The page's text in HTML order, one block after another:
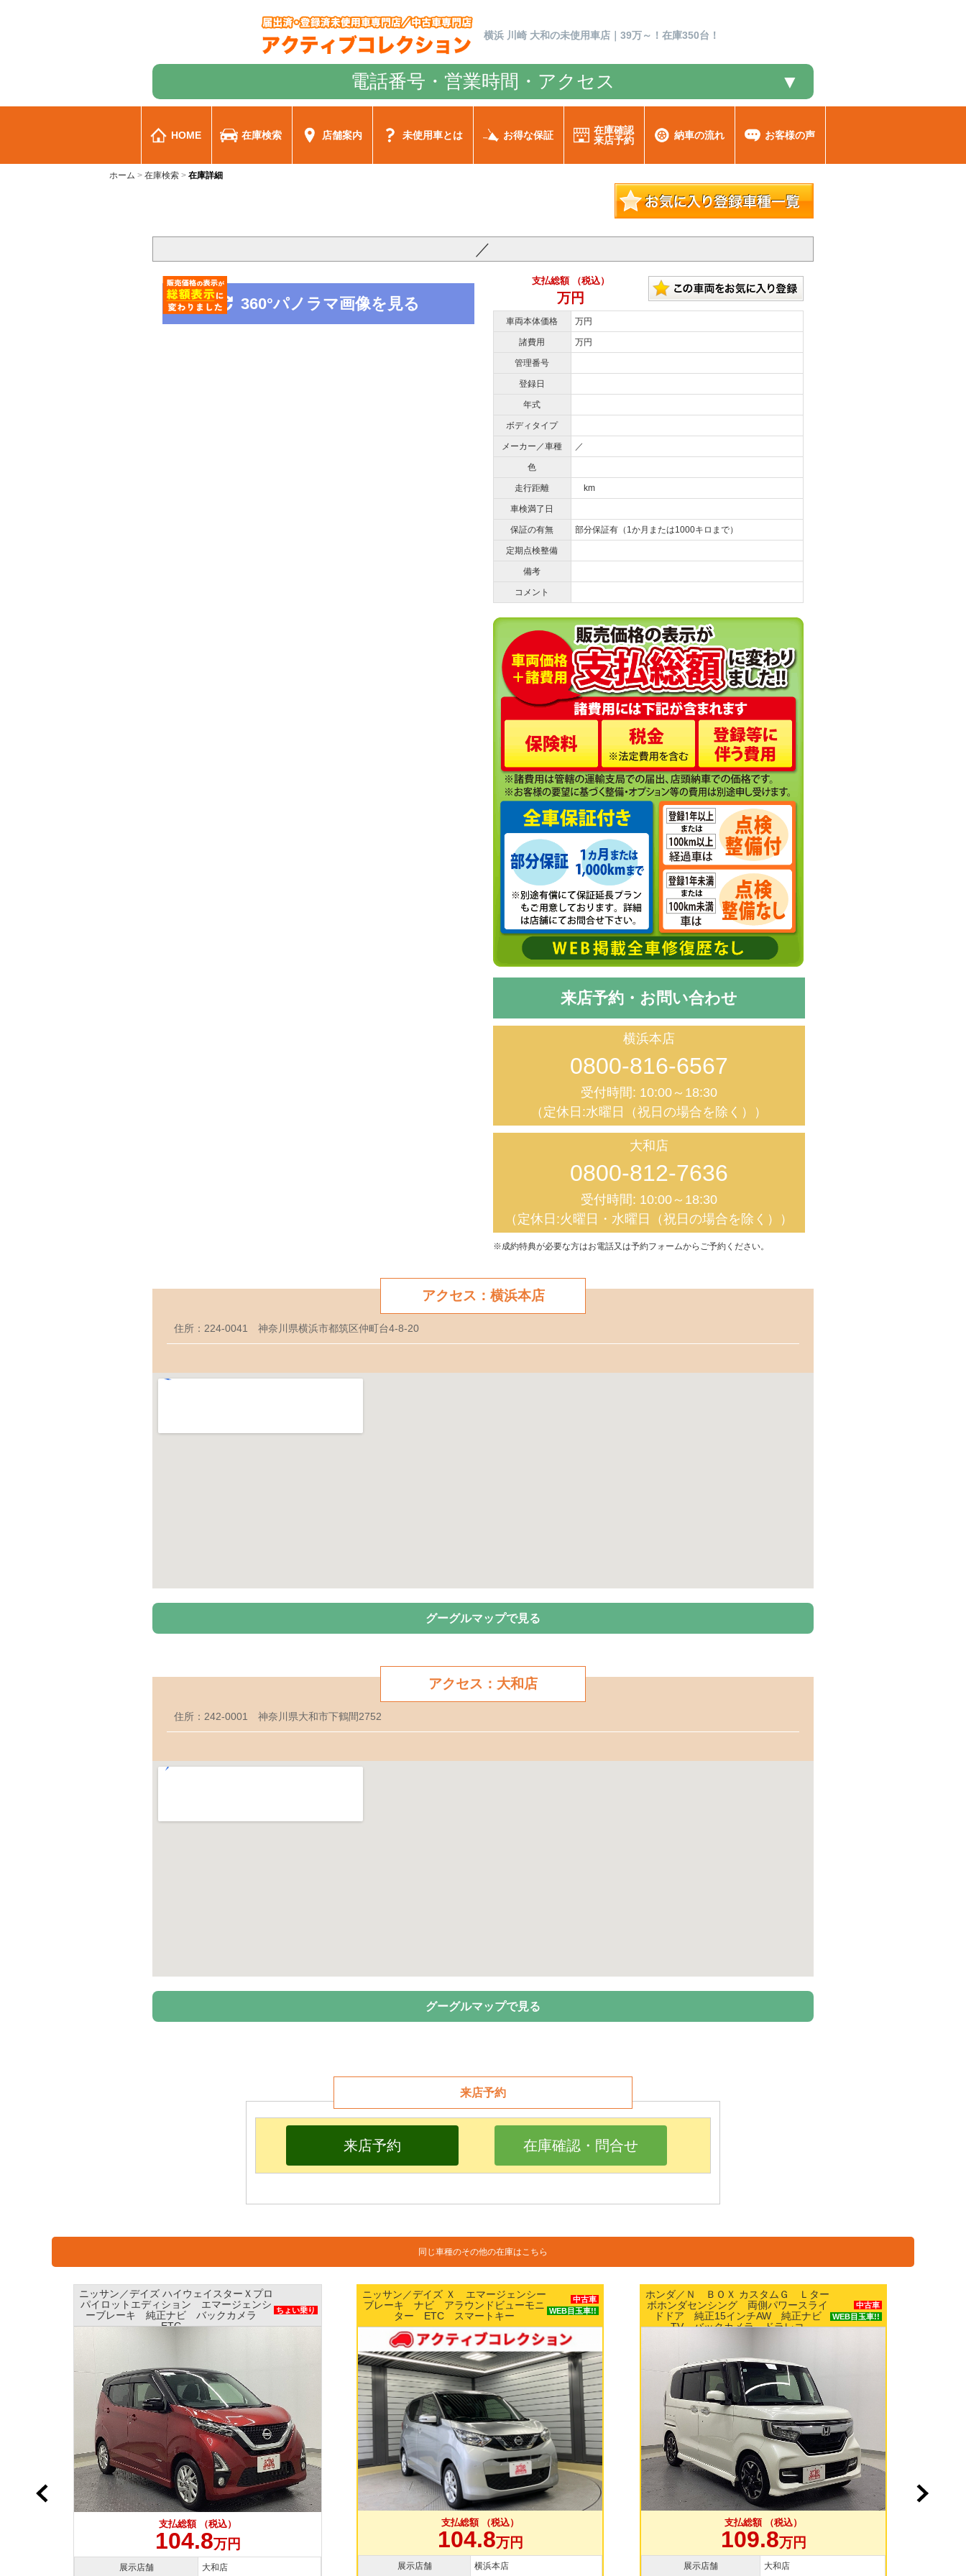
横浜 川崎 大和の未使用車店｜39万～！在庫350台！
電話番号・営業時間・アクセス ▼
HOME 在庫検索 店舗案内 未使用車とは お得な保証
在庫確認
来店予約
納車の流れ お客様の声
ホーム 在庫検索 在庫詳細
／
360°パノラマ画像を見る
支払総額 （税込）
万円
車両本体価格 万円
諸費用 万円
管理番号
登録日
年式
ボディタイプ
メーカー／車種 ／
色
走行距離 km
車検満了日
保証の有無 部分保証有（1か月または1000キロまで）
定期点検整備
備考
コメント
来店予約・お問い合わせ
横浜本店
0800-816-6567
受付時間: 10:00～18:30
（定休日:水曜日（祝日の場合を除く））
大和店
0800-812-7636
受付時間: 10:00～18:30
（定休日:火曜日・水曜日（祝日の場合を除く））
※成約特典が必要な方はお電話又は予約フォームからご予約ください。
アクセス：横浜本店
住所：224-0041 神奈川県横浜市都筑区仲町台4-8-20
グーグルマップで見る
アクセス：大和店
住所：242-0001 神奈川県大和市下鶴間2752
グーグルマップで見る
来店予約
来店予約 在庫確認・問合せ
同じ車種のその他の在庫はこちら
ズ ハイウェイスターＸプロ
ィション エマージェンシ
正ナビ バックカメラ
ちょい乗り
ニッサン／デイズ Ｘ エマージェンシー
ブレーキ ナビ アラウンドビューモニ
ター ETC スマートキー
中古車
WEB目玉車!!
ホンダ／Ｎ ＢＯＸ カスタムＧ Ｌター
ボホンダセンシング 両側パワースライ
ドドア 純正15インチAW 純正ナビ
TV バックカメラ ドラレコ
中古車
WEB目玉車!!
ニッサン／ルークス Ｘ エマージェン
レーキ パワースライドドア ナビ ア
ドビューモニター ETC スマート